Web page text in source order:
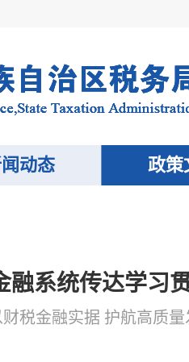
动态 政策
融系统传达学习
财税金融实据 护航高质量